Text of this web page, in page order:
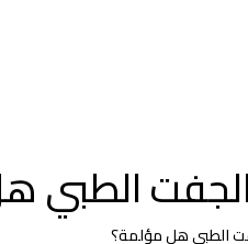
الجفت
الطبي هل مؤلمة؟